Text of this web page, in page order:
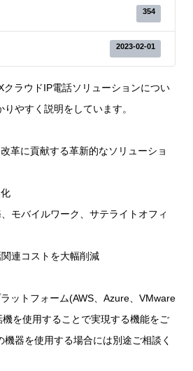
354
2023-02-01
クラウドIP電話ソリューションについ
やすく説明をしています。
革に貢献する革新的なソリューショ
モバイルワーク、サテライトオフィ
連コストを大幅削減
ットフォーム(AWS、Azure、VMware
を使用することで実現する機能をご
器を使用する場合には別途ご相談く